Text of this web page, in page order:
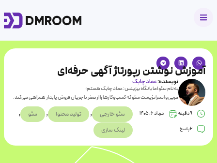
آموزش نوشتن رپورتاژ آگهی حرفه‌ای
نویسنده:عماد چابک
به نام سئو اما با نگاه بیزینس: عماد چابک هستم؛
مربی و استراتژیست سئو که کسب‌وکارها را از صفر تا جریان فروش پایدار همراهی می‌کند.
9دقیقه مرداد 6, 1405
2 پاسخ
سئو خارجی , تولید محتوا , سئو ,
لینک سازی